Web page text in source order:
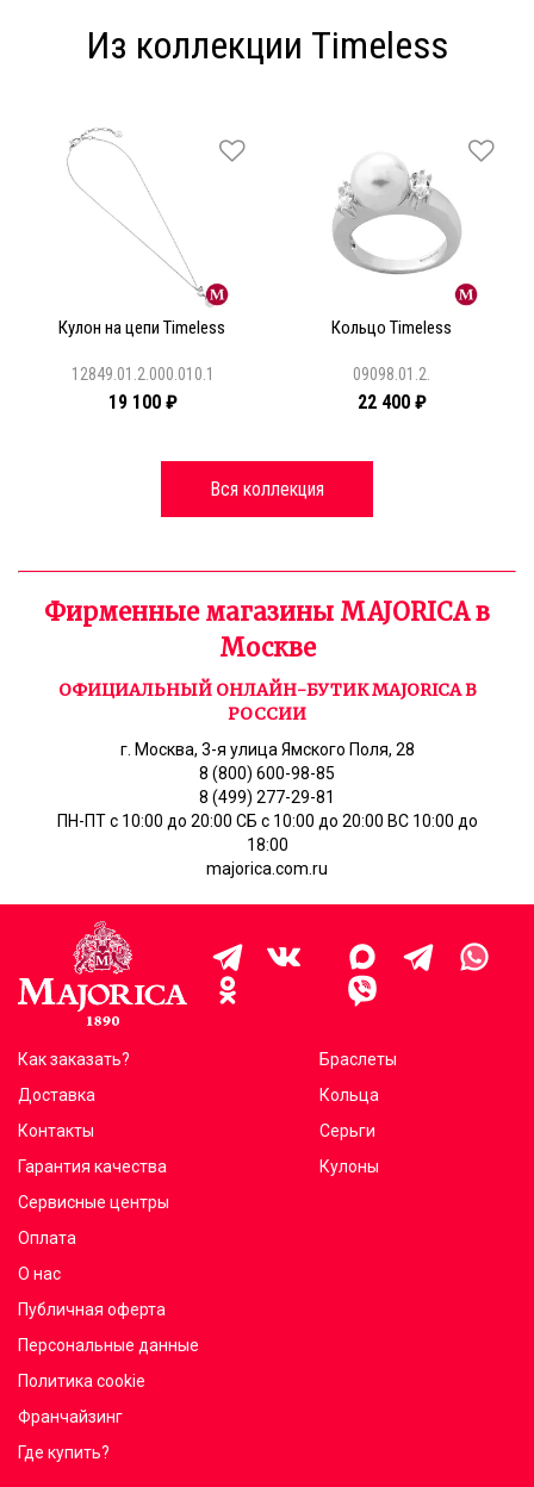
Из коллекции Timeless
Кулон на цепи Timeless
12849.01.2.000.010.1
19 100 ₽
Кольцо Timeless
09098.01.2.
22 400 ₽
Вся коллекция
Фирменные магазины MAJORICA в
Москве
ОФИЦИАЛЬНЫЙ ОНЛАЙН-БУТИК MAJORICA В
РОССИИ
г. Москва, 3-я улица Ямского Поля, 28
8 (800) 600-98-85
8 (499) 277-29-81
ПН-ПТ с 10:00 до 20:00 СБ с 10:00 до 20:00 ВС 10:00 до
18:00
majorica.com.ru
Как заказать?
Доставка
Контакты
Гарантия качества
Сервисные центры
Оплата
О нас
Публичная оферта
Персональные данные
Политика cookie
Франчайзинг
Где купить?
Браслеты
Кольца
Серьги
Кулоны